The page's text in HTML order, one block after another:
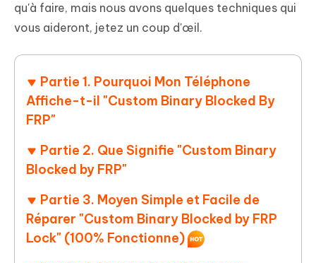
qu'à faire, mais nous avons quelques techniques qui
vous aideront, jetez un coup d'œil.
Partie 1. Pourquoi Mon Téléphone
Affiche-t-il "Custom Binary Blocked By
FRP"
Partie 2. Que Signifie "Custom Binary
Blocked by FRP"
Partie 3. Moyen Simple et Facile de
Réparer "Custom Binary Blocked by FRP
Lock" (100% Fonctionne)